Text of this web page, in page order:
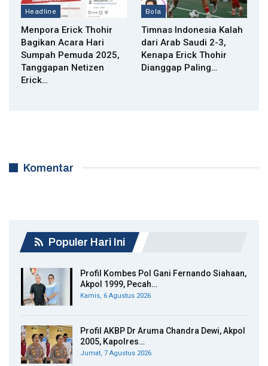
Headline
Menpora Erick Thohir
Bagikan Acara Hari
Sumpah Pemuda 2025,
Tanggapan Netizen
Erick…
Bola
Timnas Indonesia Kalah
dari Arab Saudi 2-3,
Kenapa Erick Thohir
Dianggap Paling…
Komentar
Populer Hari Ini
Profil Kombes Pol Gani Fernando Siahaan,
Akpol 1999, Pecah…
Kamis, 6 Agustus 2026
Profil AKBP Dr Aruma Chandra Dewi, Akpol
2005, Kapolres…
Jumat, 7 Agustus 2026